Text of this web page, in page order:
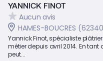
YANNICK FINOT
Aucun avis
HAMES-BOUCRES
Yannick Finot, spécialiste
métier depuis avril 2014. En
peut...